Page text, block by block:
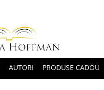
AUTORI PRODUSE CADOU